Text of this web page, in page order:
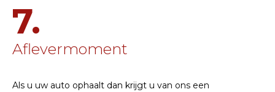
7.
Aflevermoment
Als u uw auto ophaalt dan krijgt u van ons een